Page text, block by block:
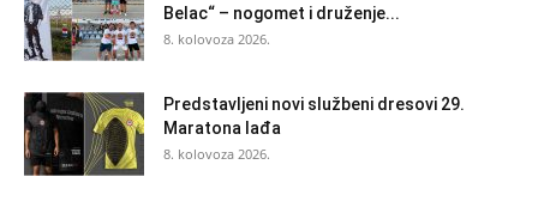
Belac“ – nogomet i druženje...
8. kolovoza 2026.
Predstavljeni novi službeni dresovi 29.
Maratona lađa
8. kolovoza 2026.